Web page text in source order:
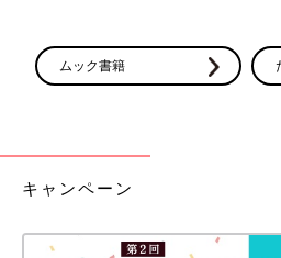
ムック書籍
キャンペーン